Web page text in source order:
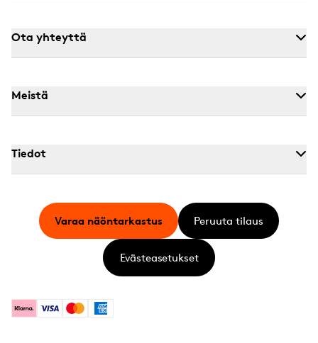
Ota yhteyttä
Meistä
Tiedot
KlarnaVisa MastercardAmerican Express
Varaa näöntarkastus Peruuta tilaus
Evästeasetukset